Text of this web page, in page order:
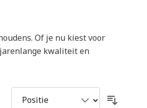
Of je nu kiest voor
kwaliteit en